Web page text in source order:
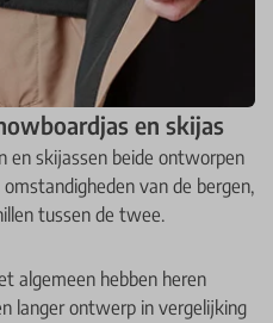
en skijas
en skijassen beide ontworpen
van de bergen,
tussen de twee.
algemeen hebben heren
langer ontwerp in vergelijking